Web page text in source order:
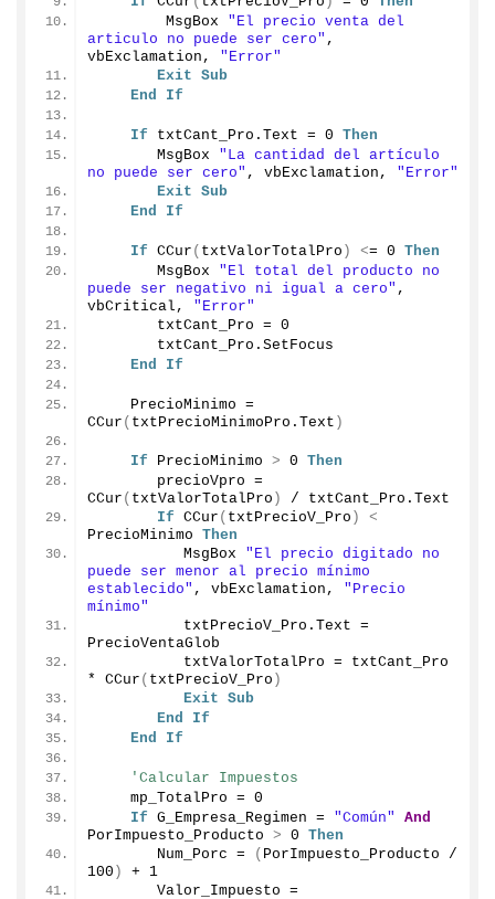
        MsgBox
"El precio venta del
articulo no puede ser cero" ,
vbExclamation, "Error"
Exit Sub
End
If
If txtCant_Pro. Text = 0 Then
       MsgBox
"La cantidad del artículo
no puede ser cero" , vbExclamation, "Error"
Exit Sub
End
If
If CCur ( txtValorTotalPro ) <= 0 Then
       MsgBox
"El total del producto no
puede ser negativo ni igual a cero" ,
vbCritical, "Error"
       txtCant_Pro =
0
       txtCant_Pro.
SetFocus
End
If
CCur ( txtPrecioMinimoPro. Text )
If PrecioMinimo > 0 Then
CCur ( txtValorTotalPro ) / txtCant_Pro. Text
If CCur ( txtPrecioV_Pro )
<
PrecioMinimo Then
          MsgBox
"El precio digitado no
puede ser menor al precio mínimo
establecido" , vbExclamation, "Precio
mínimo"
          txtPrecioV_Pro.
Text =
PrecioVentaGlob
          txtValorTotalPro = txtCant_Pro
* CCur ( txtPrecioV_Pro )
Exit Sub
End
If
End
If
'Calcular Impuestos
    mp_TotalPro =
0
If G_Empresa_Regimen = "Común"
And
PorImpuesto_Producto > 0 Then
       Num_Porc =
(
100 ) + 1